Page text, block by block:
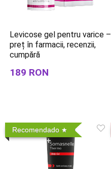
Levicose gel pentru varice –
preț în farmacii, recenzii,
cumpără
189 RON
Recomendado